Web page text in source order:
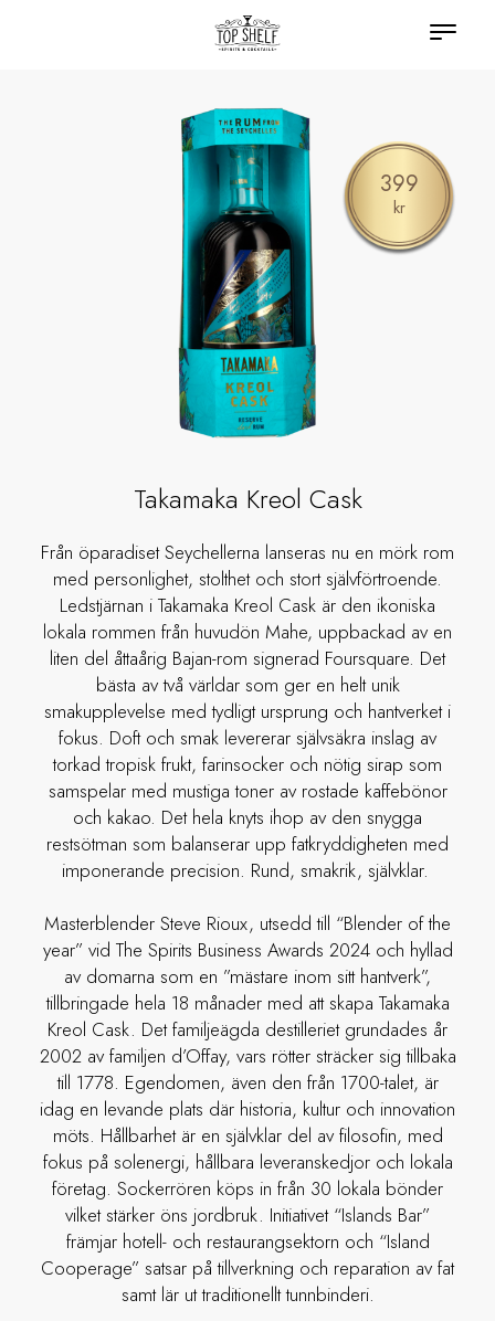
399
kr
Takamaka Kreol Cask
Från öparadiset Seychellerna lanseras nu en mörk rom
med personlighet, stolthet och stort självförtroende.
Ledstjärnan i Takamaka Kreol Cask är den ikoniska
lokala rommen från huvudön Mahe, uppbackad av en
liten del åttaårig Bajan-rom signerad Foursquare. Det
bästa av två världar som ger en helt unik
smakupplevelse med tydligt ursprung och hantverket i
fokus. Doft och smak levererar självsäkra inslag av
torkad tropisk frukt, farinsocker och nötig sirap som
samspelar med mustiga toner av rostade kaffebönor
och kakao. Det hela knyts ihop av den snygga
restsötman som balanserar upp fatkryddigheten med
imponerande precision. Rund, smakrik, självklar.
Masterblender Steve Rioux, utsedd till “Blender of the
year” vid The Spirits Business Awards 2024 och hyllad
av domarna som en ”mästare inom sitt hantverk”,
tillbringade hela 18 månader med att skapa Takamaka
Kreol Cask. Det familjeägda destilleriet grundades år
2002 av familjen d’Offay, vars rötter sträcker sig tillbaka
till 1778. Egendomen, även den från 1700-talet, är
idag en levande plats där historia, kultur och innovation
möts. Hållbarhet är en självklar del av filosofin, med
fokus på solenergi, hållbara leveranskedjor och lokala
företag. Sockerrören köps in från 30 lokala bönder
vilket stärker öns jordbruk. Initiativet “Islands Bar”
främjar hotell- och restaurangsektorn och “Island
Cooperage” satsar på tillverkning och reparation av fat
samt lär ut traditionellt tunnbinderi.